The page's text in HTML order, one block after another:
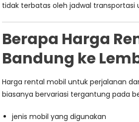
tidak terbatas oleh jadwal transportasi
Berapa Harga
Bandung ke
Harga rental mobil untuk perjalanan
biasanya bervariasi tergantung pada
jenis mobil yang digunakan